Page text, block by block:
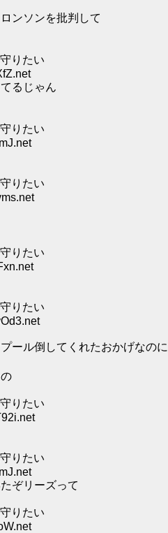
ンソンを批判して
りたい
るじゃん
りたい
りたい
りたい
りたい
ール倒してくれたおかげなのに
りたい
りたい
ぞリーズって
りたい